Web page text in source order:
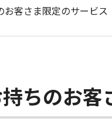
お客さま限定のサービス
ちのお客